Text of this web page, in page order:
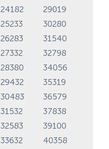
24182
29019
25233
30280
26283
31540
27332
32798
28380
34056
29432
35319
30483
36579
31532
37838
32583
39100
33632
40358